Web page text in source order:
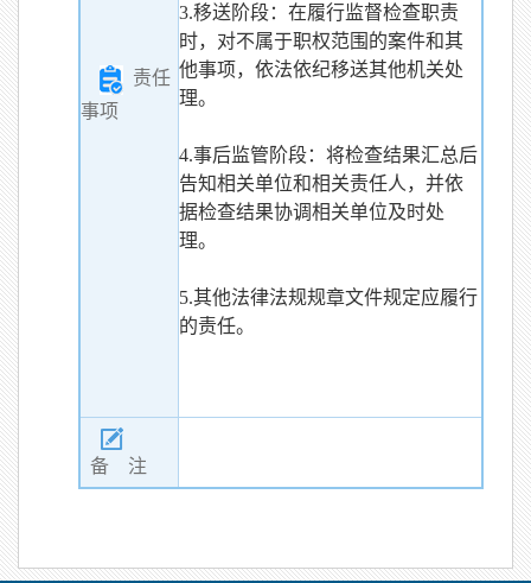
责任
事项
3.移送阶段：在履行监督检查职责
时，对不属于职权范围的案件和其
他事项，依法依纪移送其他机关处
理。
4.事后监管阶段：将检查结果汇总后
告知相关单位和相关责任人，并依
据检查结果协调相关单位及时处
理。
5.其他法律法规规章文件规定应履行
的责任。
备 注